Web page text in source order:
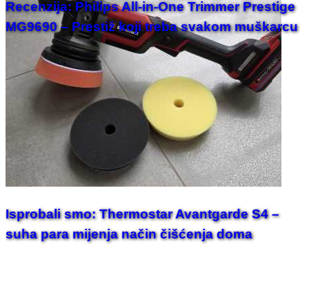
Recenzija: Philips All-in-One Trimmer Prestige
MG9690 – Prestiž koji treba svakom muškarcu
Isprobali smo: Thermostar Avantgarde S4 –
suha para mijenja način čišćenja doma